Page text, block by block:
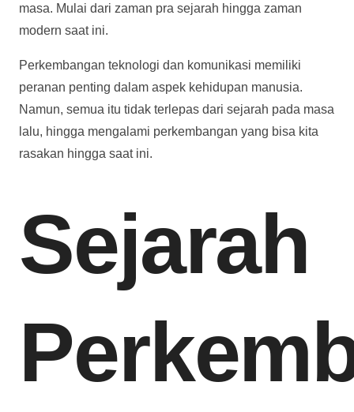
masa. Mulai dari zaman pra sejarah hingga zaman
modern saat ini.
Perkembangan teknologi dan komunikasi memiliki
peranan penting dalam aspek kehidupan manusia.
Namun, semua itu tidak terlepas dari sejarah pada masa
lalu, hingga mengalami perkembangan yang bisa kita
rasakan hingga saat ini.
Sejarah